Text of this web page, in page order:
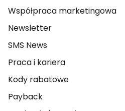
Współpraca marketingowa
Newsletter
SMS News
Praca i kariera
Kody rabatowe
Payback